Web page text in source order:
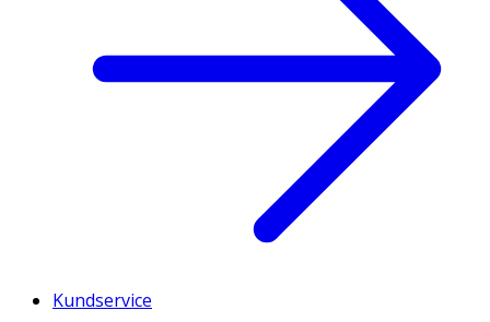
Kundservice